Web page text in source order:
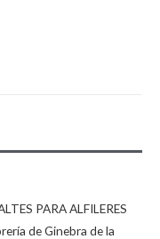
PARA ALFILERES
de Ginebra de la